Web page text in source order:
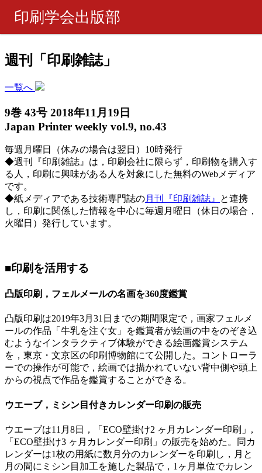
印刷学会出版部
ピックアップ
週刊 『印刷雑誌』
月刊 『印刷雑誌』
ご購入について
お問い合わせ
週刊「印刷雑誌」
一覧へ
9巻 43号 2018年11月19日
Japan Printer weekly vol.9, no.43
毎週月曜日（休みの場合は翌日）10時発行
◆週刊『印刷雑誌』は，印刷会社に限らず，印刷物を購入す
る人，印刷に興味がある人を対象にした無料のWebメディア
です。
◆紙メディアである技術専門誌の月刊『印刷雑誌』
と連携
し，印刷に関係した情報を中心に毎週月曜日（休日の場合，
火曜日）発行しています。
■印刷を活用する
凸版印刷，フェルメールの名画を360度鑑賞
凸版印刷は2019年3月31日までの期間限定で，画家フェルメ
ールの作品「牛乳を注ぐ女」を鑑賞者が絵画の中をのぞき込
むようなインタラクティブ体験ができる絵画鑑賞システム
を，東京・文京区の印刷博物館にて公開した。コントローラ
ーでの操作が可能で，絵画では描かれていない背中側や頭上
からの視点で作品を鑑賞することができる。
ウエーブ，ミシン目付きカレンダー印刷の販売
ウエーブは11月8日，「ECO壁掛け2 ヶ月カレンダー印刷」,
「ECO壁掛け3 ヶ月カレンダー印刷」の販売を始めた。同カ
レンダーは1枚の用紙に数月分のカレンダーを印刷し，月と
月の間にミシン目加工を施した製品で，1ヶ月単位でカレン